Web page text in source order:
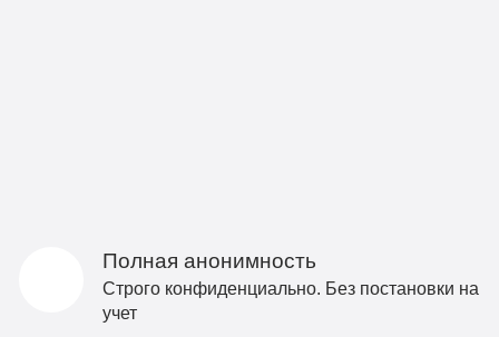
Полная анонимность
Строго конфиденциально. Без постановки на
учет